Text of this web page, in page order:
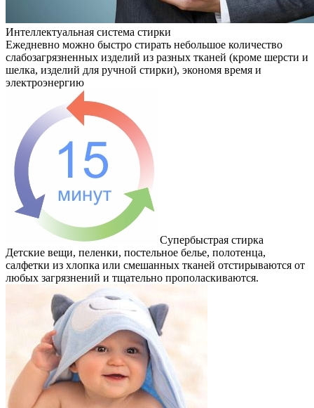
Интеллектуальная система стирки
Ежедневно можно быстро стирать небольшое количество
слабозагрязненных изделий из разных тканей (кроме шерсти и
шелка, изделий для ручной стирки), экономя время и
электроэнергию
Супербыстрая стирка
Детские вещи, пеленки, постельное белье, полотенца,
салфетки из хлопка или смешанных тканей отстирываются от
любых загрязнений и тщательно прополаскиваются.